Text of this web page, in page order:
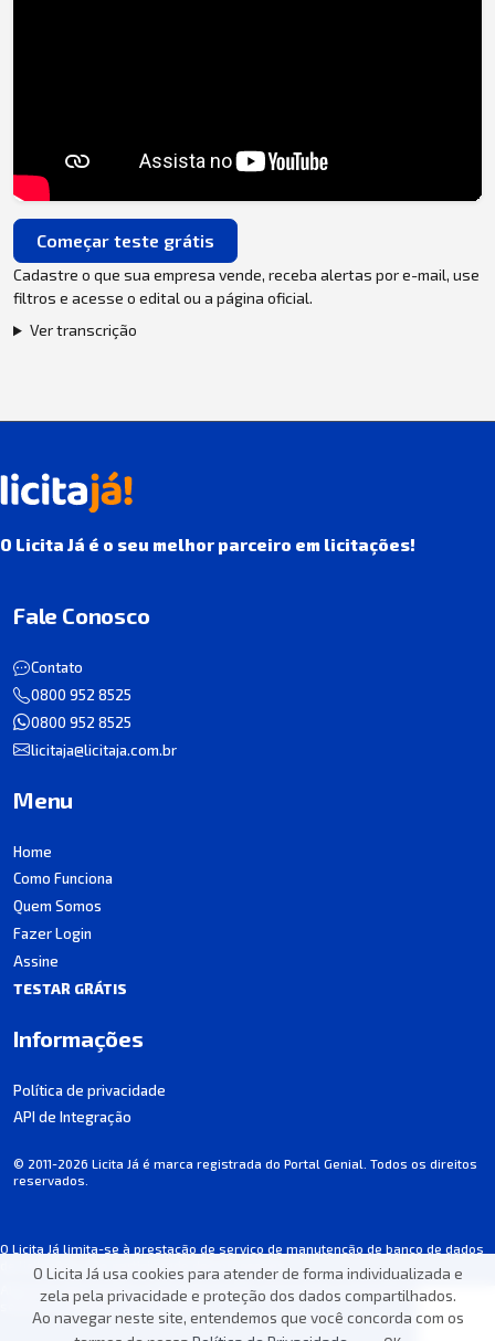
O Licita Já usa cookies para atender de forma individualizada e
zela pela privacidade e proteção dos dados compartilhados.
Ao navegar neste site, entendemos que você concorda com os
Começar teste grátis
Cadastre o que sua empresa vende, receba alertas por e-mail, use
filtros e acesse o edital ou a página oficial.
Ver transcrição
O Licita Já é o seu melhor parceiro em licitações!
O Licita Já limita-se à prestação de serviço de manutenção de banco de dados
de licitações, não participando dos processos.
Algumas informações podem apresentar incorreções involuntárias. Consulte
sempre o edital de cada licitação.
Fale Conosco
Contato
0800 952 8525
0800 952 8525
licitaja@licitaja.com.br
Menu
Home
Como Funciona
Quem Somos
Fazer Login
Assine
TESTAR GRÁTIS
Informações
Política de privacidade
API de Integração
© 2011-2026 Licita Já é marca registrada do Portal Genial. Todos os direitos
reservados.